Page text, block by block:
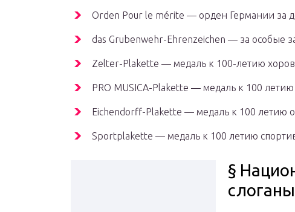
Orden Pour le mérite — орден Германии за
das Grubenwehr-Ehrenzeichen — за особые
Zelter-Plakette — медаль к 100-летию
PRO MUSICA-Plakette — медаль к 100
Eichendorff-Plakette — медаль к 100 летию
Sportplakette — медаль к 100 летию
§